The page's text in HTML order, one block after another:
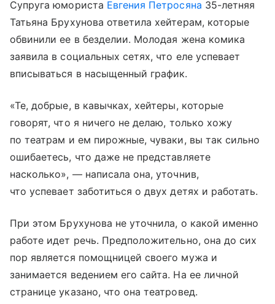
Супруга юмориста Евгения Петросяна 35-летняя
Татьяна Брухунова ответила хейтерам, которые
обвинили ее в безделии. Молодая жена комика
заявила в социальных сетях, что еле успевает
вписываться в насыщенный график.
«Те, добрые, в кавычках, хейтеры, которые
говорят, что я ничего не делаю, только хожу
по театрам и ем пирожные, чуваки, вы так сильно
ошибаетесь, что даже не представляете
насколько», — написала она, уточнив,
что успевает заботиться о двух детях и работать.
При этом Брухунова не уточнила, о какой именно
работе идет речь. Предположительно, она до сих
пор является помощницей своего мужа и
занимается ведением его сайта. На ее личной
странице указано, что она театровед.